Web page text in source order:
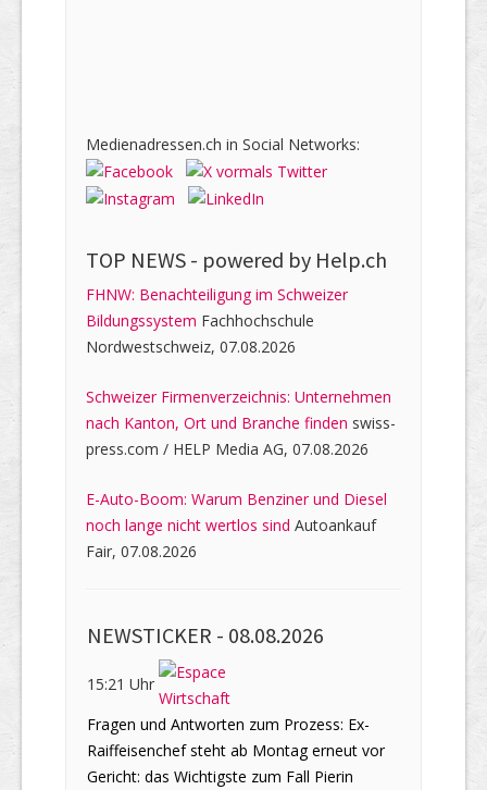
Medienadressen.ch in Social Networks:
TOP NEWS - powered by Help.ch
FHNW: Benachteiligung im Schweizer
Bildungssystem Fachhochschule
Nordwestschweiz, 07.08.2026
Schweizer Firmenverzeichnis: Unternehmen
nach Kanton, Ort und Branche finden swiss-
press.com / HELP Media AG, 07.08.2026
E-Auto-Boom: Warum Benziner und Diesel
noch lange nicht wertlos sind Autoankauf
Fair, 07.08.2026
NEWSTICKER - 08.08.2026
15:21 Uhr
Fragen und Antworten zum Prozess: Ex-
Raiffeisenchef steht ab Montag erneut vor
Gericht: das Wichtigste zum Fall Pierin